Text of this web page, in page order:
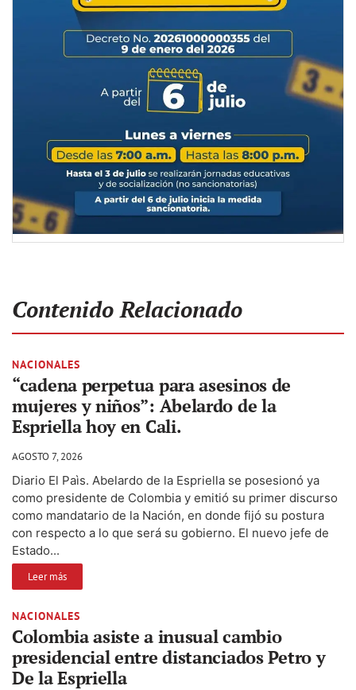
Contenido Relacionado
NACIONALES
“cadena perpetua para asesinos de
mujeres y niños”: Abelardo de la
Espriella hoy en Cali.
AGOSTO 7, 2026
Diario El Paìs. Abelardo de la Espriella se posesionó ya
como presidente de Colombia y emitió su primer discurso
como mandatario de la Nación, en donde fijó su postura
con respecto a lo que será su gobierno. El nuevo jefe de
Estado...
Leer más
NACIONALES
Colombia asiste a inusual cambio
presidencial entre distanciados Petro y
De la Espriella